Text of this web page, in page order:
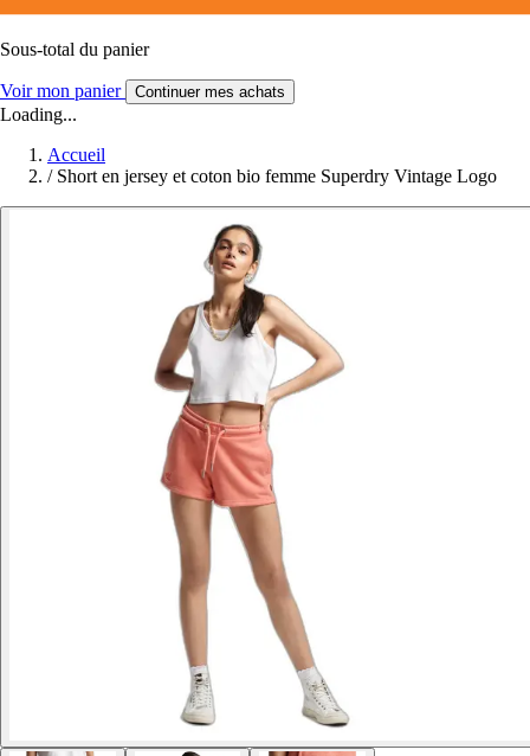
Sous-total du panier
Voir mon panier Continuer mes achats
Loading...
Accueil
/ Short en jersey et coton bio femme Superdry Vintage Logo